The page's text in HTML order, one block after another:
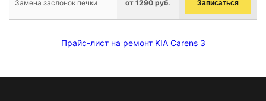
Замена заслонок печки от 1290 руб. Записаться
Прайс-лист на ремонт KIA Carens 3